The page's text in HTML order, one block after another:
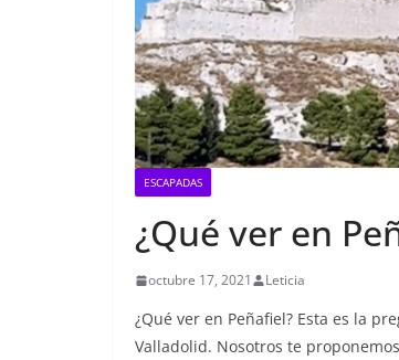
ESCAPADAS
¿Qué ver en
octubre 17, 2021 Leticia
¿Qué ver en Peñafiel? Esta es la
Valladolid. Nosotros te